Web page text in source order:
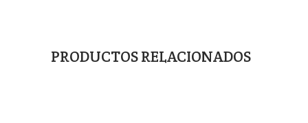
PRODUCTOS RELACIONADOS